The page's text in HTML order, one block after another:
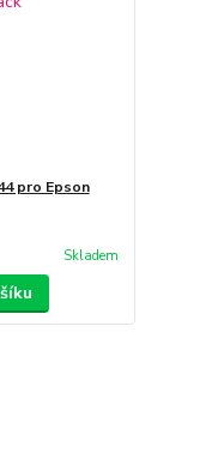
pro Epson
Skladem